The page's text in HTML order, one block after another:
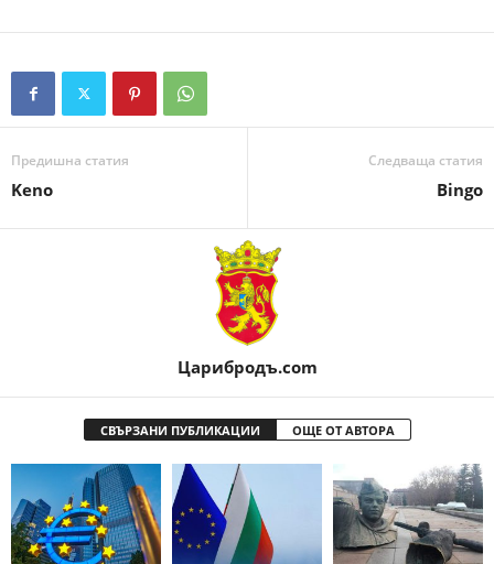
Предишна статия
Keno
Следваща статия
Bingo
Царибродъ.com
СВЪРЗАНИ ПУБЛИКАЦИИ ОЩЕ ОТ АВТОРА